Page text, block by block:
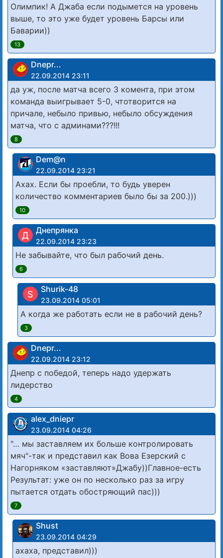
Олимпик! А Джаба если подымется на уровень
выше, то это уже будет уровень Барсы или
Баварии))
13
Dnepr...
22.09.2014 23:11
да уж, после матча всего 3 комента, при этом
команда выигрывает 5-0, чтотворится на
причале, небыло привью, небыло обсуждения
матча, что с админами???!!!
8
Dem@n
22.09.2014 23:21
Ахах. Если бы проебли, то будь уверен
количество комментариев было бы за 200.)))
10
Д Днепрянка
22.09.2014 23:23
Не забывайте, что был рабочий день.
6
S Shurik-48
23.09.2014 05:01
А когда же работать если не в рабочий день?
3
Dnepr...
22.09.2014 23:12
Днепр с победой, теперь надо удержать
лидерство
4
alex_dniepr
23.09.2014 04:26
"… мы заставляем их больше контролировать
мяч"-так и представил как Вова Езерский с
Нагорняком «заставляют»Джабу))Главное-есть
Результат: уже он по несколько раз за игру
пытается отдать обостряющий пас)))
7
Shust
23.09.2014 04:29
ахаха, представил)))